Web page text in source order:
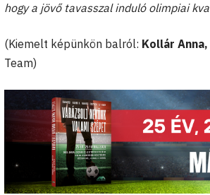
hogy a jövő tavasszal induló olimpiai
(Kiemelt képünkön balról: Kollár
Team)